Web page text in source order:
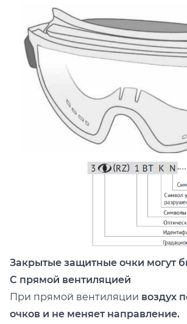
Закрытые защитные очки могут
С прямой вентиляцией
При прямой вентиляции воздух
очков и не меняет направление.